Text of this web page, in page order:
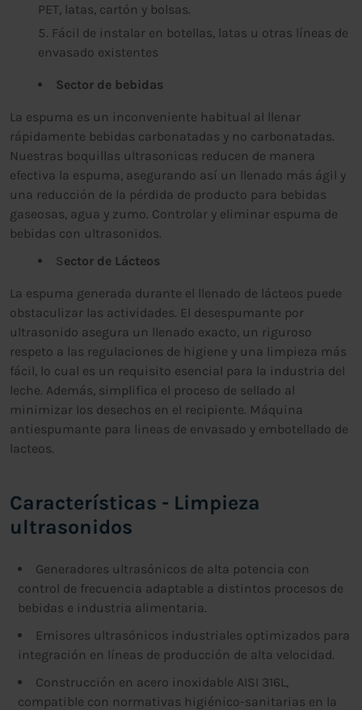
PET, latas, cartón y bolsas.
Fácil de instalar en botellas, latas u otras líneas de
envasado existentes
Sector de bebidas
La espuma es un inconveniente habitual al llenar
rápidamente bebidas carbonatadas y no carbonatadas.
Nuestras boquillas ultrasonicas reducen de manera
efectiva la espuma, asegurando así un llenado más ágil y
una reducción de la pérdida de producto para bebidas
gaseosas, agua y zumo. Controlar y eliminar espuma de
bebidas con ultrasonidos.
Sector de Lácteos
La espuma generada durante el llenado de lácteos puede
obstaculizar las actividades. El desespumante por
ultrasonido asegura un llenado exacto, un riguroso
respeto a las regulaciones de higiene y una limpieza más
fácil, lo cual es un requisito esencial para la industria del
leche. Además, simplifica el proceso de sellado al
minimizar los desechos en el recipiente. Máquina
antiespumante para lineas de envasado y embotellado de
lacteos.
Características - Limpieza
ultrasonidos
Generadores ultrasónicos de alta potencia con
control de frecuencia adaptable a distintos procesos de
bebidas e industria alimentaria.
Emisores ultrasónicos industriales optimizados para
integración en líneas de producción de alta velocidad.
Construcción en acero inoxidable AISI 316L,
compatible con normativas higiénico-sanitarias en la